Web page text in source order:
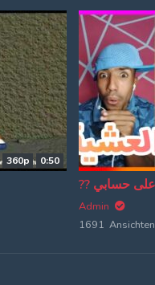
360p 0:50
Admin
1691 Ansichten